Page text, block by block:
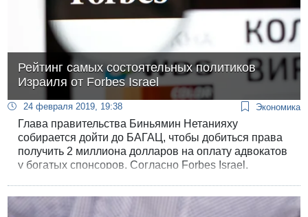
Рейтинг самых состоятельных политиков
Израиля от Forbes Israel
24 февраля 2019, 19:38 Экономика
Глава правительства Биньямин Нетанияху
собирается дойти до БАГАЦ, чтобы добиться права
получить 2 миллиона долларов на оплату адвокатов
у богатых спонсоров. Согласно Forbes Israel,
суммой 50 млн. шекелей.